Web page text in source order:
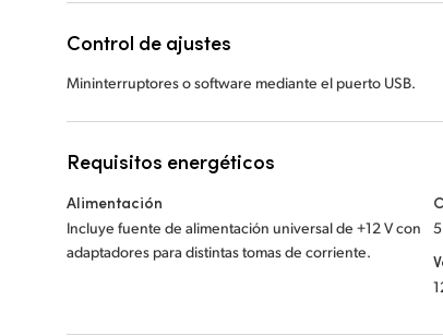
Control de ajustes
Mininterruptores o software mediante el puerto USB.
Requisitos energéticos
Alimentación
Incluye fuente de alimentación universal de +12 V con
adaptadores para distintas tomas de corriente.